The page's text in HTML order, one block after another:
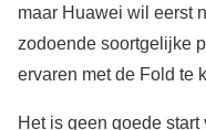
maar Huawei wil eerst
zodoende soortgelijke
ervaren met de Fold te
Het is geen goede